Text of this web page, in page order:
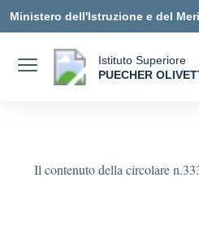
Ministero dell'Istruzione e del
Istituto Superiore
PUECHER
Il contenuto della circolare